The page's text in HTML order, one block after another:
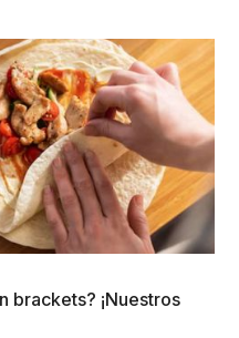
brackets? ¡Nuestros